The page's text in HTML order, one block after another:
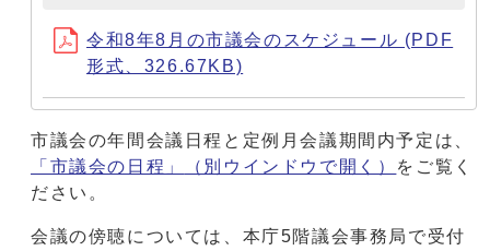
令和8年8月の市議会のスケジュール (PDF
形式、326.67KB)
市議会の年間会議日程と定例月会議期間内予定は、
「市議会の日程」
（別ウインドウで開く） をご覧く
ださい。
会議の傍聴については、本庁5階議会事務局で受付